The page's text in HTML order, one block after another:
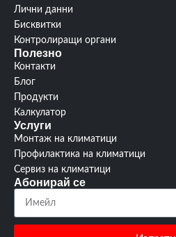
Лични данни
Бисквитки
Контролиращи органи
Полезно
Контакти
Блог
Продукти
Калкулатор
Услуги
Монтаж на климатици
Профилактика на климатици
Сервиз на климатици
Абонирай се